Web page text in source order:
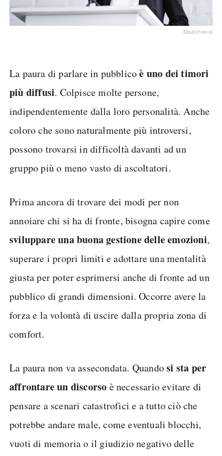
Shutterstock
La paura di parlare in pubblicoè uno dei timori
più diffusi. Colpisce molte persone,
indipendentemente dalla loro personalità. Anche
coloro che sono naturalmente più introversi,
possono trovarsi in difficoltà davanti ad un
gruppo più o meno vasto di ascoltatori.
Prima ancora di trovare dei modi per non
annoiare chi si ha di fronte, bisogna capire come
sviluppare una buona gestione delle emozioni,
superare i propri limiti e adottare una mentalità
giusta per poter esprimersi anche di fronte ad un
pubblico di grandi dimensioni. Occorre avere la
forza e la volontà di uscire dalla propria zona di
comfort.
La paura non va assecondata. Quandosi sta per
affrontare un discorso è necessario evitare di
pensare a scenari catastrofici e a tutto ciò che
potrebbe andare male, come eventuali blocchi,
vuoti di memoria o il giudizio negativo delle